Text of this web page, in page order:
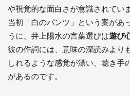
や視覚的な面白さが意識されてい
当初「白のパンツ」という案があ
うに、井上陽水の言葉選びは遊び
彼の作詞には、意味の深読みより
しれるような感覚が漂い、聴き手
があるのです。